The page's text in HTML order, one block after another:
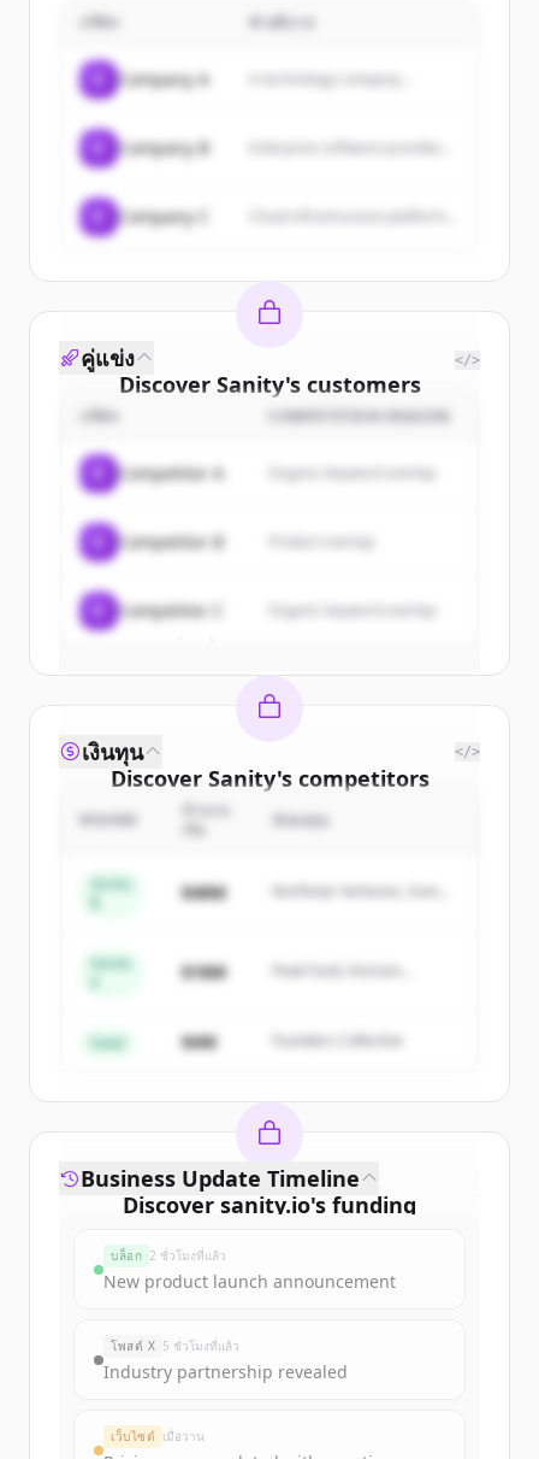
community build software that
คำอธิบาย
Company A A technology company...
Company B
Company C
Discover Sanity's customers
Sign up for free to view allcustomers
New accounts include trial credits to
มีบัญชีอยู่แล้วใช่ไหม
คู่แข่ง </>
COMPETITION REASON
Competitor A Organic keyword overlap
Competitor B
Competitor C Organic keyword overlap
Discover Sanity's competitors
Sign up for free to view all
New accounts include trial credits to
get started.
Create Free Account
เงินทุน </>
นักลงทุน
Series
$48M
Northstar Ventures, Summit
Series
$18M
Peak Fund, Horizon
Seed $4M Founders Collective
Discover sanity.io's funding
Sign up for free to view allfunding
New accounts include trial credits to
get started.
Create Free Account
Business Update Timeline
บล็อก 2 ชั่วโมงที่แล้ว
New product launch announcement
โพสต์ X 5 ชั่วโมงที่แล้ว
Industry partnership revealed
เว็บไซต์ เมื่อวาน